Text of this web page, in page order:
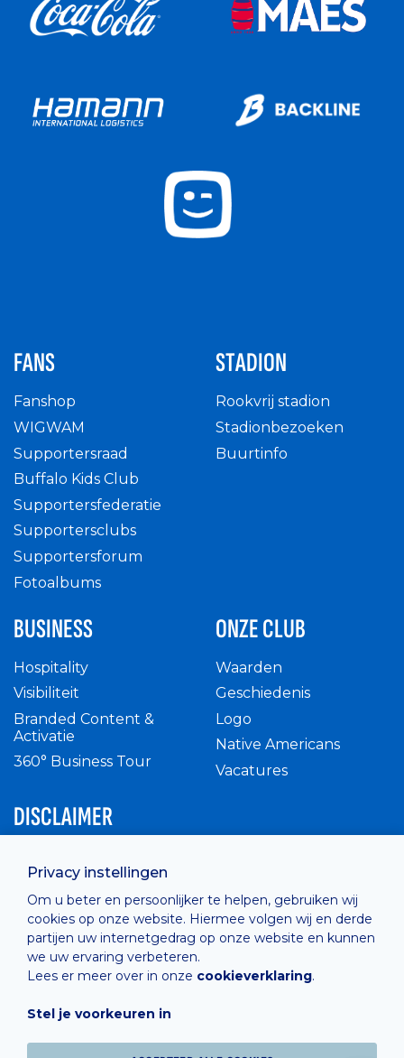
Privacy instellingen
Om u beter en persoonlijker te helpen, gebruiken wij
cookies op onze website. Hiermee volgen wij en derde
partijen uw internetgedrag op onze website en kunnen
we uw ervaring verbeteren.
Lees er meer over in onze cookieverklaring.
Stel je voorkeuren in
FANS
Fanshop
WIGWAM
Supportersraad
Buffalo Kids Club
Supportersfederatie
Supportersclubs
Supportersforum
Fotoalbums
STADION
Rookvrij stadion
Stadionbezoeken
Buurtinfo
BUSINESS
Hospitality
Visibiliteit
Branded Content &
Activatie
360° Business Tour
ONZE CLUB
Waarden
Geschiedenis
Logo
Native Americans
Vacatures
DISCLAIMER
Privacy Policy
Cashless
verkoopsvoorwaarden
Cookie Policy
Hosted by Combell